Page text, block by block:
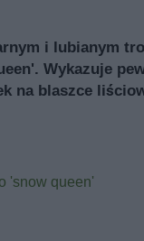
i lubianym
Wykazuje
na blaszce
'snow queen'